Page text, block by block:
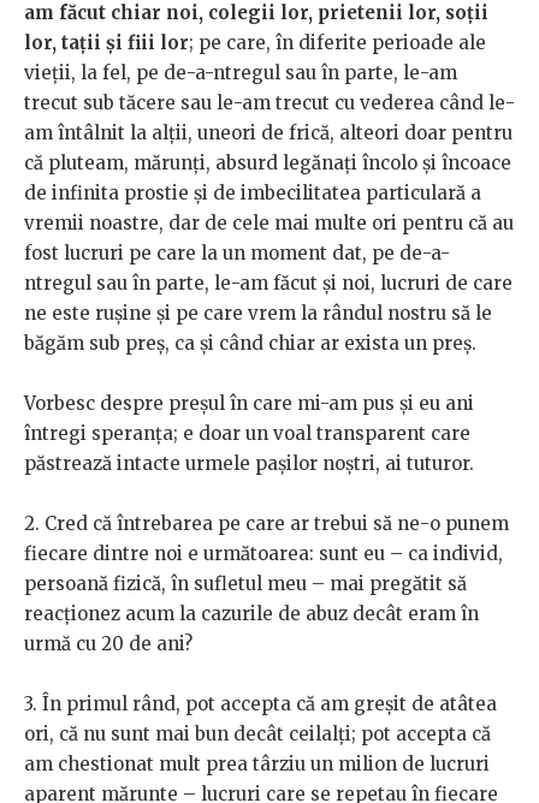
am făcut chiar noi, colegii lor, prietenii lor, soții
lor, tații și fiii lor; pe care, în diferite perioade ale
vieții, la fel, pe de-a-ntregul sau în parte, le-am
trecut sub tăcere sau le-am trecut cu vederea când le-
am întâlnit la alții, uneori de frică, alteori doar pentru
că pluteam, mărunți, absurd legănați încolo și încoace
de infinita prostie și de imbecilitatea particulară a
vremii noastre, dar de cele mai multe ori pentru că au
fost lucruri pe care la un moment dat, pe de-a-
ntregul sau în parte, le-am făcut și noi, lucruri de care
ne este rușine și pe care vrem la rândul nostru să le
băgăm sub preș, ca și când chiar ar exista un preș.
Vorbesc despre preșul în care mi-am pus și eu ani
întregi speranța; e doar un voal transparent care
păstrează intacte urmele pașilor noștri, ai tuturor.
2. Cred că întrebarea pe care ar trebui să ne-o punem
fiecare dintre noi e următoarea: sunt eu – ca individ,
persoană fizică, în sufletul meu – mai pregătit să
reacționez acum la cazurile de abuz decât eram în
urmă cu 20 de ani?
3. În primul rând, pot accepta că am greșit de atâtea
ori, că nu sunt mai bun decât ceilalți; pot accepta că
am chestionat mult prea târziu un milion de lucruri
aparent mărunte – lucruri care se repetau în fiecare